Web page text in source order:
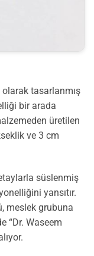
tasarlanmış
bir arada
üretilen
ve 3 cm
süslenmiş
yansıtır.
meslek grubuna
“Dr. Waseem